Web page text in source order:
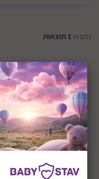
נמצאו 1 תוצאות